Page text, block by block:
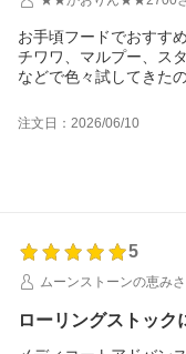
お手頃フードでおすす
チワワ、マルプー、ス
などで色々試してきた
ド見つけました。1番
のですが、これならガ
注文日：2026/06/10
5
ムーンストーンの恵み
ローリングストック